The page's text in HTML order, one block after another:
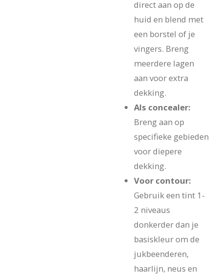
direct aan op de
huid en blend met
een borstel of je
vingers. Breng
meerdere lagen
aan voor extra
dekking.
Als concealer:
Breng aan op
specifieke gebieden
voor diepere
dekking.
Voor contour:
Gebruik een tint 1-
2 niveaus
donkerder dan je
basiskleur om de
jukbeenderen,
haarlijn, neus en